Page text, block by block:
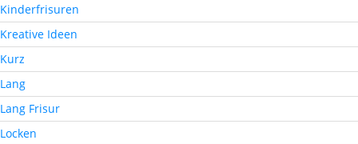
Kinderfrisuren
Kreative Ideen
Kurz
Lang
Lang Frisur
Locken